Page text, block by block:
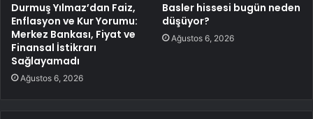
Durmuş Yılmaz’dan Faiz,
Enflasyon ve Kur Yorumu:
Merkez Bankası, Fiyat ve
Finansal İstikrarı
Sağlayamadı
Ağustos 6, 2026
Basler hissesi bugün neden
düşüyor?
Ağustos 6, 2026